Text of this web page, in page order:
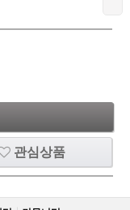
관심상품